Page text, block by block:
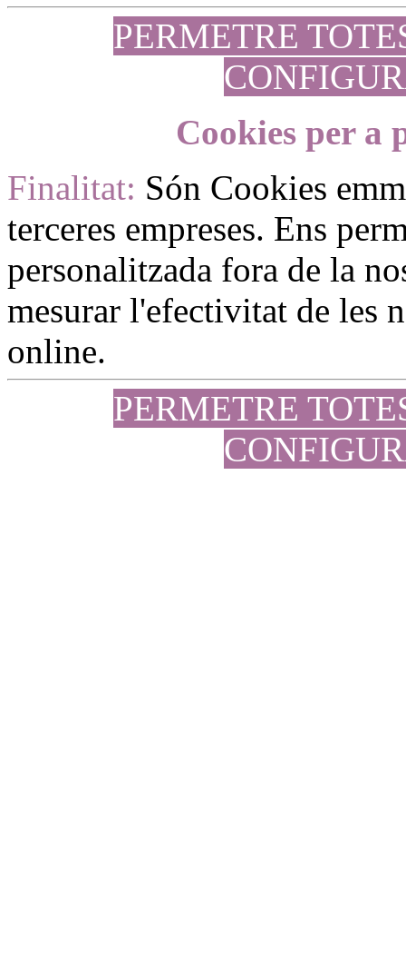
PERMETRE
Cookies per a
Finalitat: Són Cookies
terceres empreses. Ens
personalitzada fora de la
mesurar l'efectivitat de les
online.
PERMETRE